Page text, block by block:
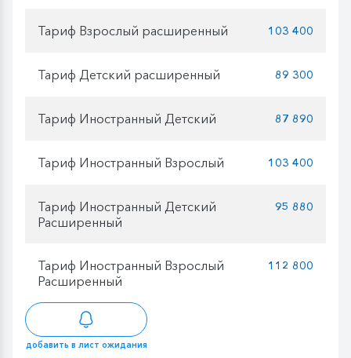
Тариф Взрослый расширенный 103 400
Тариф Детский расширенный 89 300
Тариф Иностранный Детский 87 890
Тариф Иностранный Взрослый 103 400
Тариф Иностранный Детский
Расширенный
95 880
Тариф Иностранный Взрослый
Расширенный
112 800
добавить в лист ожидания